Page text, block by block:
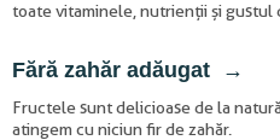
toate vitaminele, nutrienții și gustul
Fără zahăr adăugat
Fructele sunt delicioase de la
atingem cu niciun fir de zahăr.